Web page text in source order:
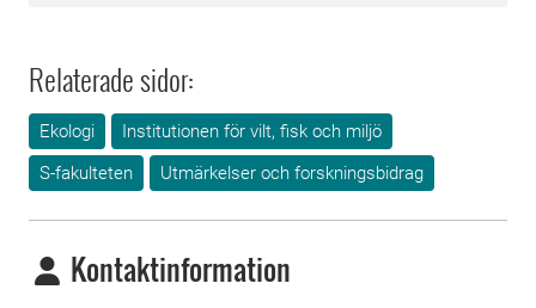
Relaterade sidor:
Ekologi
Institutionen för vilt, fisk och miljö
S-fakulteten
Utmärkelser och forskningsbidrag
Kontaktinformation